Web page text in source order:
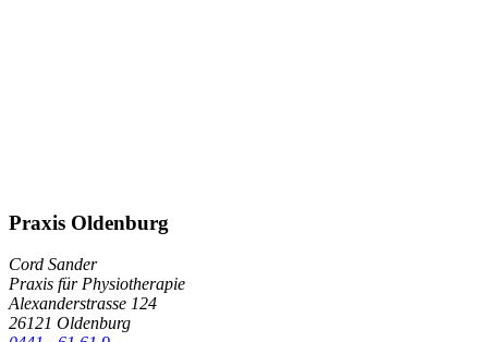
Praxis Oldenburg
Cord Sander
Praxis für Physiotherapie
Alexanderstrasse 124
26121 Oldenburg